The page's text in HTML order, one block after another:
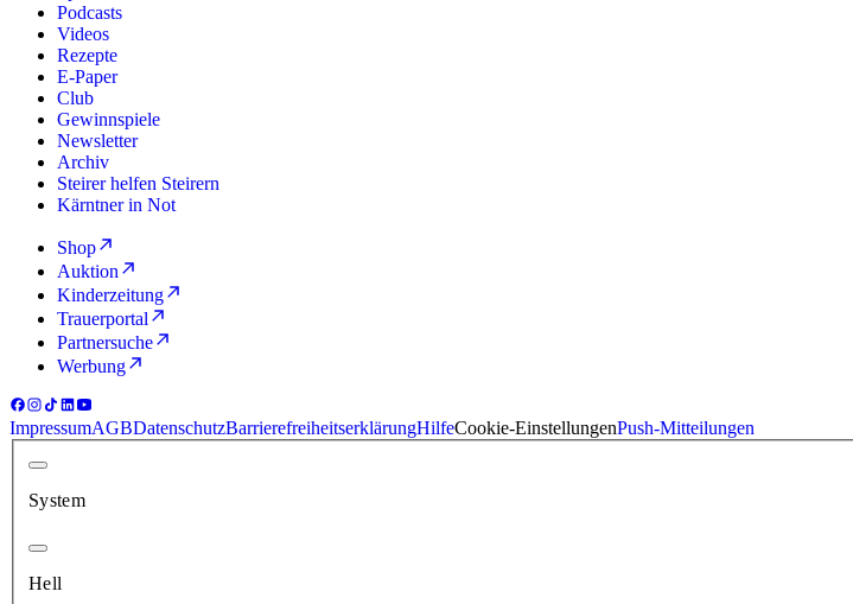
Podcasts
Videos
Rezepte
E-Paper
Club
Gewinnspiele
Newsletter
Archiv
Steirer helfen Steirern
Kärntner in Not
Shop
Auktion
Kinderzeitung
Trauerportal
Partnersuche
Werbung
ImpressumAGBDatenschutzBarrierefreiheitserklärungHilfeCookie-EinstellungenPush-Mitteilungen
System
Hell